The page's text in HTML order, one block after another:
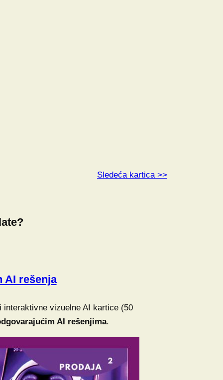
Sledeća kartica >>
AI rešenja
interaktivne vizuelne AI kartice (50
AI rešenjima.